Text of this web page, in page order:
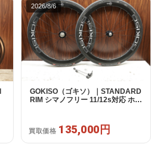
2026/8/6
GOKISO（ゴキソ）｜STANDARD
RIM シマノフリー 11/12s対応 ホイ
買取価格 135,000円